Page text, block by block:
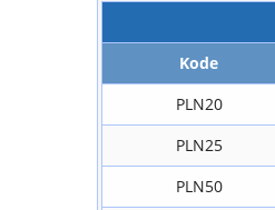
Kode
PLN20
PLN25
PLN50